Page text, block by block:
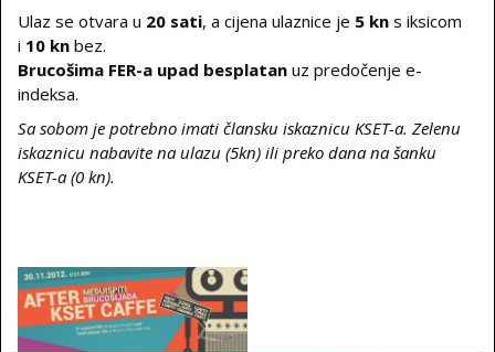
Ulaz se otvara u 20 sati, a cijena ulaznice je 5 kn s iksicom
i 10 kn bez.
Brucošima FER-a upad besplatan uz predočenje e-
indeksa.
Sa sobom je potrebno imati člansku iskaznicu KSET-a. Zelenu
iskaznicu nabavite na ulazu (5kn) ili preko dana na šanku
KSET-a (0 kn).